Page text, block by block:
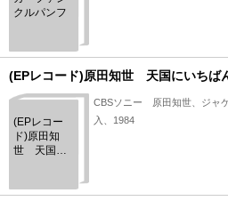
クルパンフ
(EPレコード)原田知世 天国にいちば
(EPレコー
ド)原田知
世 天国に
てる
CBSソニー 原田知世、ジ
入、1984